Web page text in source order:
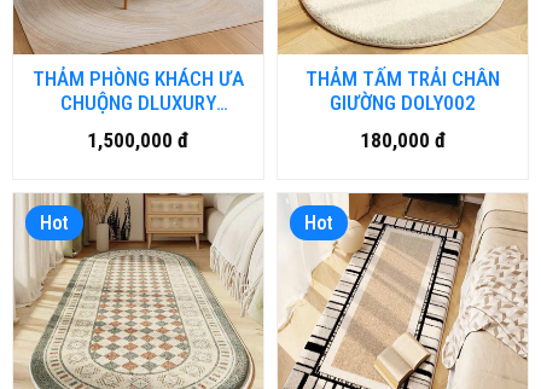
THẢM PHÒNG KHÁCH ƯA
CHUỘNG DLUXURY
GALAXY
1,500,000 đ
THẢM TẤM TRẢI CHÂN
GIƯỜNG DOLY002
180,000 đ
Hot Hot